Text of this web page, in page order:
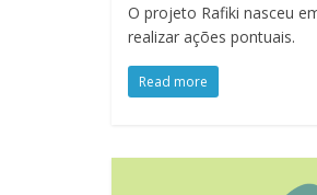
O projeto Rafiki nasceu
realizar ações pontuais.
Read more